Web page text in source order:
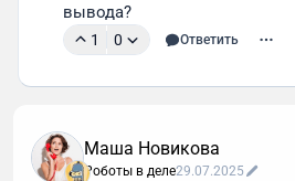
вывода?
1 0 Ответить
Маша Новикова
Роботы в деле29.07.2025